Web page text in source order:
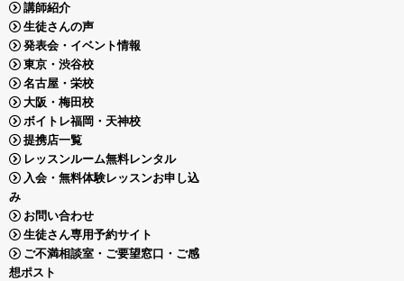
講師紹介
生徒さんの声
発表会・イベント情報
東京・渋谷校
名古屋・栄校
大阪・梅田校
ボイトレ福岡・天神校
提携店一覧
レッスンルーム無料レンタル
入会・無料体験レッスンお申し込
み
お問い合わせ
生徒さん専用予約サイト
ご不満相談室・ご要望窓口・ご感
想ポスト